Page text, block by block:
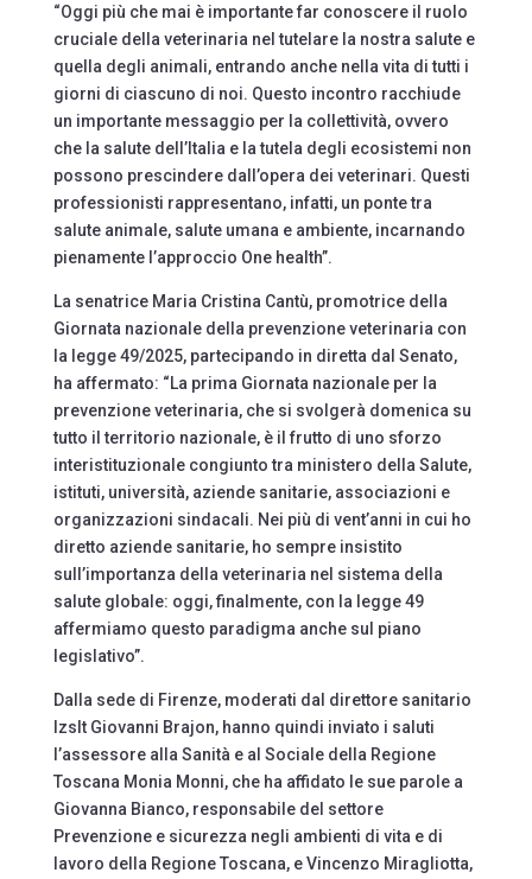
“Oggi più che mai è importante far conoscere il ruolo
cruciale della veterinaria nel tutelare la nostra salute e
quella degli animali, entrando anche nella vita di tutti i
giorni di ciascuno di noi. Questo incontro racchiude
un importante messaggio per la collettività, ovvero
che la salute dell’Italia e la tutela degli ecosistemi non
possono prescindere dall’opera dei veterinari. Questi
professionisti rappresentano, infatti, un ponte tra
salute animale, salute umana e ambiente, incarnando
pienamente l’approccio One health”.
La senatrice Maria Cristina Cantù, promotrice della
Giornata nazionale della prevenzione veterinaria con
la legge 49/2025, partecipando in diretta dal Senato,
ha affermato: “La prima Giornata nazionale per la
prevenzione veterinaria, che si svolgerà domenica su
tutto il territorio nazionale, è il frutto di uno sforzo
interistituzionale congiunto tra ministero della Salute,
istituti, università, aziende sanitarie, associazioni e
organizzazioni sindacali. Nei più di vent’anni in cui ho
diretto aziende sanitarie, ho sempre insistito
sull’importanza della veterinaria nel sistema della
salute globale: oggi, finalmente, con la legge 49
affermiamo questo paradigma anche sul piano
legislativo”.
Dalla sede di Firenze, moderati dal direttore sanitario
Izslt Giovanni Brajon, hanno quindi inviato i saluti
l’assessore alla Sanità e al Sociale della Regione
Toscana Monia Monni, che ha affidato le sue parole a
Giovanna Bianco, responsabile del settore
Prevenzione e sicurezza negli ambienti di vita e di
lavoro della Regione Toscana, e Vincenzo Miragliotta,